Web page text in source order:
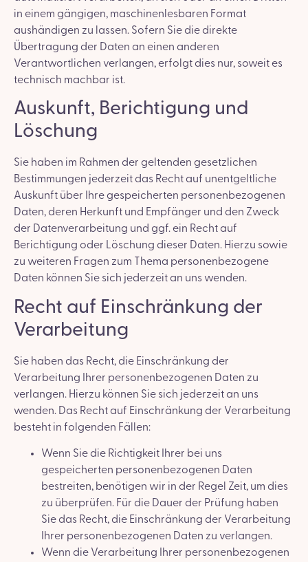
in einem gängigen, maschinenlesbaren Format
aushändigen zu lassen. Sofern Sie die direkte
Übertragung der Daten an einen anderen
Verantwortlichen verlangen, erfolgt dies nur, soweit es
technisch machbar ist.
Auskunft, Berichtigung und
Löschung
Sie haben im Rahmen der geltenden gesetzlichen
Bestimmungen jederzeit das Recht auf unentgeltliche
Auskunft über Ihre gespeicherten personenbezogenen
Daten, deren Herkunft und Empfänger und den Zweck
der Datenverarbeitung und ggf. ein Recht auf
Berichtigung oder Löschung dieser Daten. Hierzu sowie
zu weiteren Fragen zum Thema personenbezogene
Daten können Sie sich jederzeit an uns wenden.
Recht auf Einschränkung der
Verarbeitung
Sie haben das Recht, die Einschränkung der
Verarbeitung Ihrer personenbezogenen Daten zu
verlangen. Hierzu können Sie sich jederzeit an uns
wenden. Das Recht auf Einschränkung der Verarbeitung
besteht in folgenden Fällen:
Wenn Sie die Richtigkeit Ihrer bei uns
gespeicherten personenbezogenen Daten
bestreiten, benötigen wir in der Regel Zeit, um dies
zu überprüfen. Für die Dauer der Prüfung haben
Sie das Recht, die Einschränkung der Verarbeitung
Ihrer personenbezogenen Daten zu verlangen.
Wenn die Verarbeitung Ihrer personenbezogenen